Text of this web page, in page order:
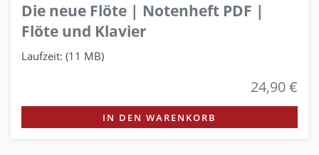
Die neue Flöte | Notenheft PDF |
Flöte und Klavier
Laufzeit: (11 MB)
24,90 €
IN DEN WARENKORB